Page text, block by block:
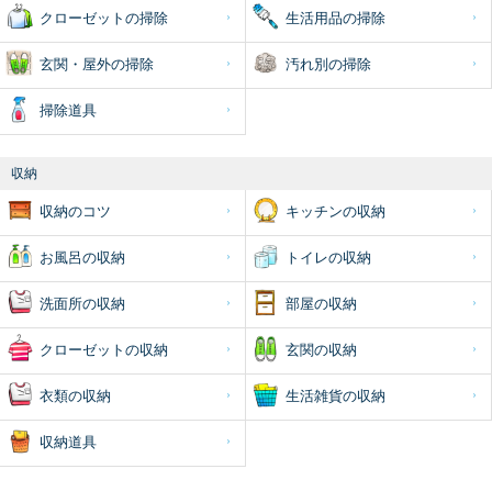
クローゼットの掃除 生活用品の掃除
玄関・屋外の掃除 汚れ別の掃除
掃除道具
収納
収納のコツ キッチンの収納
お風呂の収納 トイレの収納
洗面所の収納 部屋の収納
クローゼットの収納 玄関の収納
衣類の収納 生活雑貨の収納
収納道具